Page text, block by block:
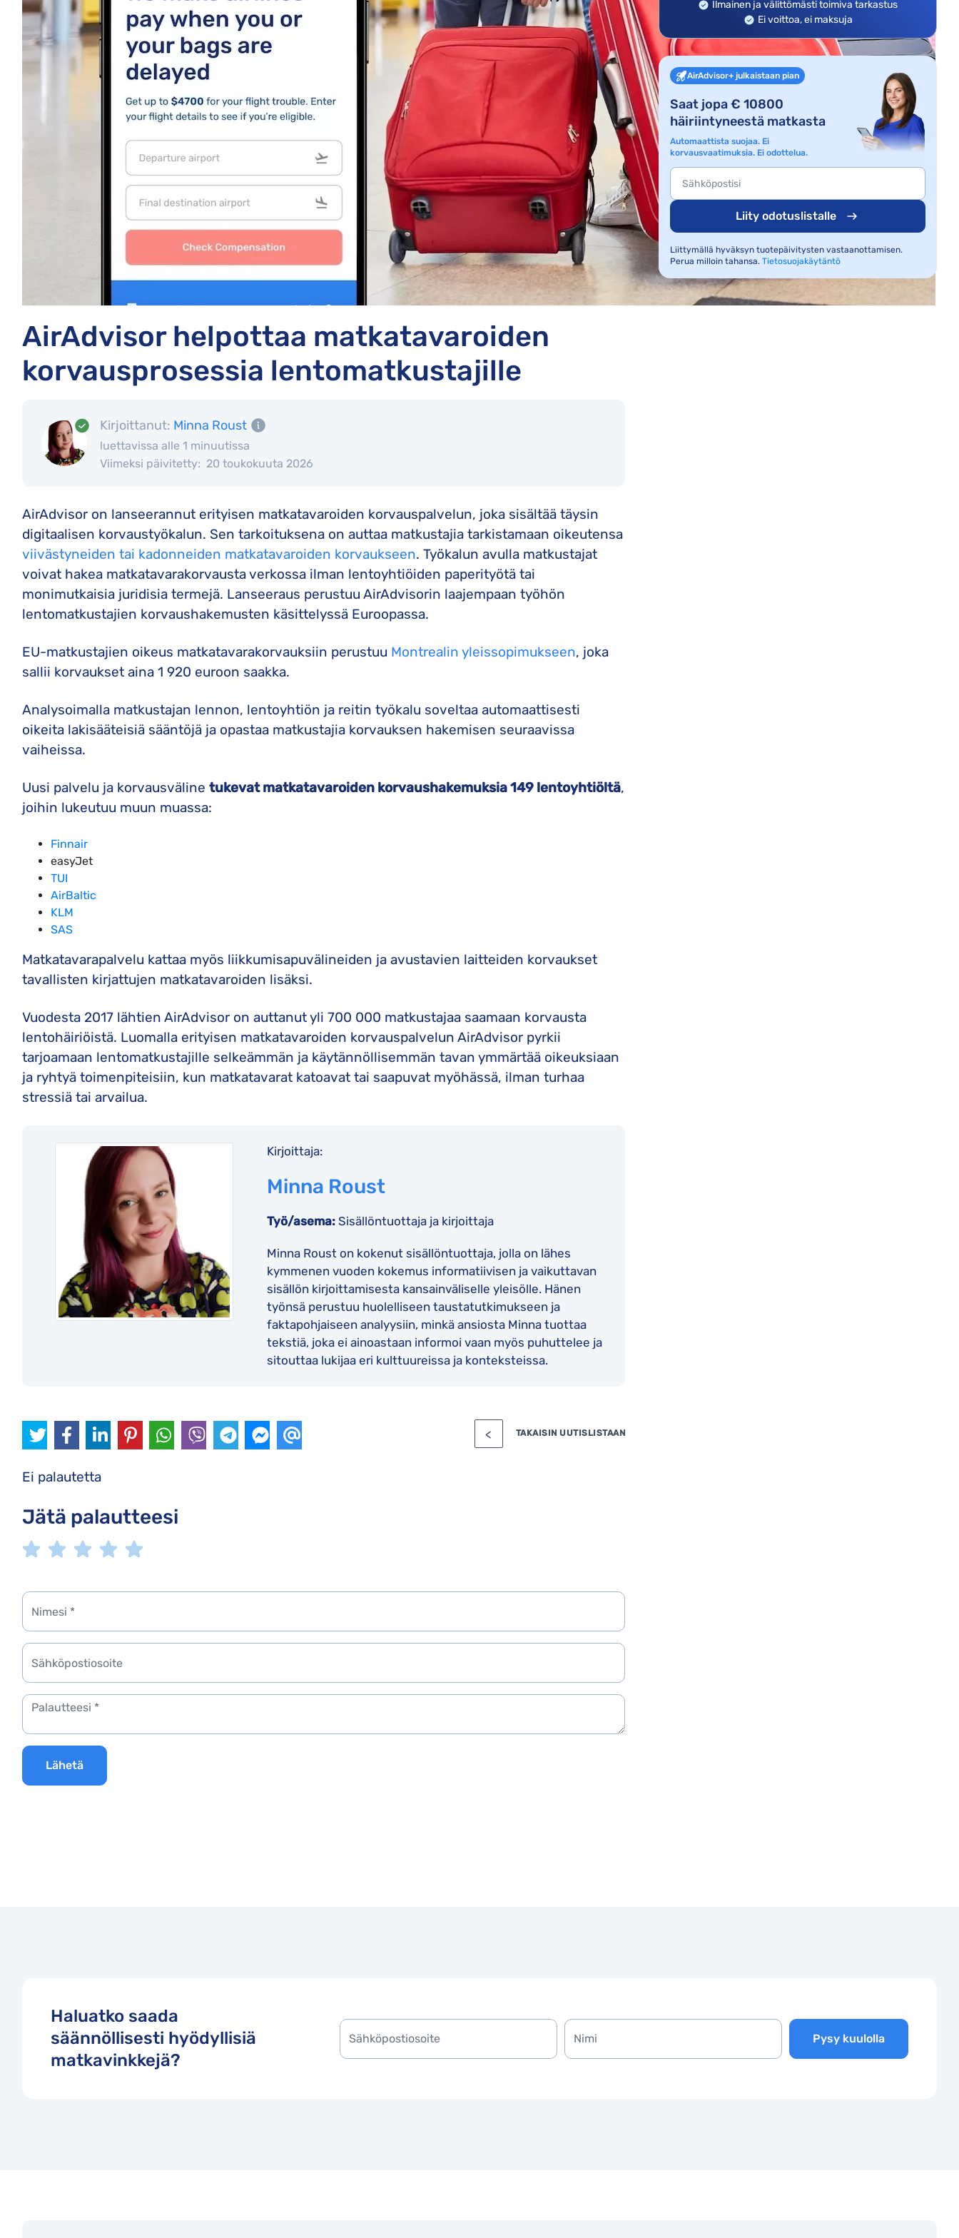
Lufthansa-korvaukset
KLM-korvaukset
TUI-korvaukset
AirAdvisor helpottaa matkatavaroiden
korvausprosessia lentomatkustajille
Kirjoittanut: Minna Roust
luettavissa alle 1 minuutissa
Viimeksi päivitetty: 20 toukokuuta 2026
AirAdvisor on lanseerannut erityisen matkatavaroiden korvauspalvelun, joka sisältää täysin
digitaalisen korvaustyökalun. Sen tarkoituksena on auttaa matkustajia tarkistamaan oikeutensa
viivästyneiden tai kadonneiden matkatavaroiden korvaukseen. Työkalun avulla matkustajat
voivat hakea matkatavarakorvausta verkossa ilman lentoyhtiöiden paperityötä tai
monimutkaisia juridisia termejä. Lanseeraus perustuu AirAdvisorin laajempaan työhön
lentomatkustajien korvaushakemusten käsittelyssä Euroopassa.
EU-matkustajien oikeus matkatavarakorvauksiin perustuu Montrealin yleissopimukseen, joka
sallii korvaukset aina 1 920 euroon saakka.
Analysoimalla matkustajan lennon, lentoyhtiön ja reitin työkalu soveltaa automaattisesti
oikeita lakisääteisiä sääntöjä ja opastaa matkustajia korvauksen hakemisen seuraavissa
vaiheissa.
Uusi palvelu ja korvausväline tukevat matkatavaroiden korvaushakemuksia 149 lentoyhtiöltä,
joihin lukeutuu muun muassa:
Finnair
easyJet
TUI
AirBaltic
KLM
SAS
Matkatavarapalvelu kattaa myös liikkumisapuvälineiden ja avustavien laitteiden korvaukset
tavallisten kirjattujen matkatavaroiden lisäksi.
Vuodesta 2017 lähtien AirAdvisor on auttanut yli 700 000 matkustajaa saamaan korvausta
lentohäiriöistä. Luomalla erityisen matkatavaroiden korvauspalvelun AirAdvisor pyrkii
tarjoamaan lentomatkustajille selkeämmän ja käytännöllisemmän tavan ymmärtää oikeuksiaan
ja ryhtyä toimenpiteisiin, kun matkatavarat katoavat tai saapuvat myöhässä, ilman turhaa
stressiä tai arvailua.
Kirjoittaja:
Minna Roust
Työ/asema:Sisällöntuottaja ja kirjoittaja
Minna Roust on kokenut sisällöntuottaja, jolla on lähes
kymmenen vuoden kokemus informatiivisen ja vaikuttavan
sisällön kirjoittamisesta kansainväliselle yleisölle. Hänen
työnsä perustuu huolelliseen taustatutkimukseen ja
faktapohjaiseen analyysiin, minkä ansiosta Minna tuottaa
tekstiä, joka ei ainoastaan informoi vaan myös puhuttelee ja
sitouttaa lukijaa eri kulttuureissa ja konteksteissa.
TAKAISIN UUTISLISTAAN
Ei palautetta
Jätä palautteesi
Lähetä
Ilmainen ja välittömästi toimiva tarkastus
Ei voittoa, ei maksuja
AirAdvisor+ julkaistaan pian
Saat jopa € 10800
häiriintyneestä matkasta
Automaattista suojaa. Ei
korvausvaatimuksia. Ei odottelua.
Liity odotuslistalle
Liittymällä hyväksyn tuotepäivitysten vastaanottamisen.
Perua milloin tahansa. Tietosuojakäytäntö
Haluatko saada
säännöllisesti hyödyllisiä
matkavinkkejä?
Pysy kuulolla